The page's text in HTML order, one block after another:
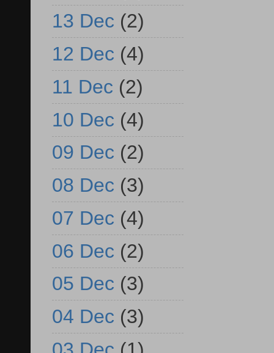
13 Dec (2)
12 Dec (4)
11 Dec (2)
10 Dec (4)
09 Dec (2)
08 Dec (3)
07 Dec (4)
06 Dec (2)
05 Dec (3)
04 Dec (3)